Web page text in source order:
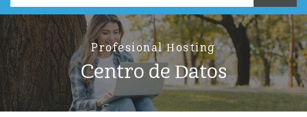
Profesional Hosting
Centro de Datos